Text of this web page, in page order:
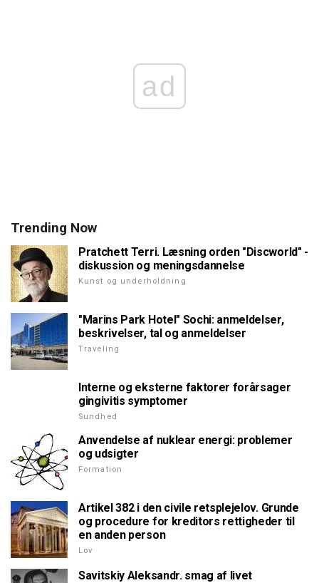
ad
Trending Now
Pratchett Terri. Læsning orden "Discworld" -
diskussion og meningsdannelse
Kunst og underholdning
"Marins Park Hotel" Sochi: anmeldelser,
beskrivelser, tal og anmeldelser
Traveling
Interne og eksterne faktorer forårsager
gingivitis symptomer
Sundhed
Anvendelse af nuklear energi: problemer
og udsigter
Formation
Artikel 382 i den civile retsplejelov. Grunde
og procedure for kreditors rettigheder til
en anden person
Lov
Savitskiy Aleksandr. smag af livet